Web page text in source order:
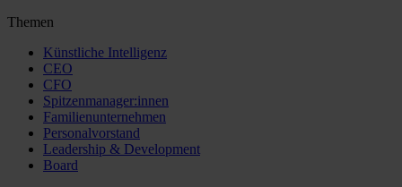
Themen
Künstliche Intelligenz
CEO
CFO
Spitzenmanager:innen
Familienunternehmen
Personalvorstand
Leadership & Development
Board